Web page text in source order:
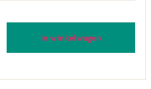
In winkelwagen